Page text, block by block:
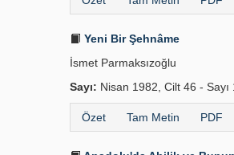
Yeni Bir Şehnâme
İsmet Parmaksızoğlu
Sayı: Nisan 1982, Cilt 46 - Sayı
Özet Tam Metin PDF